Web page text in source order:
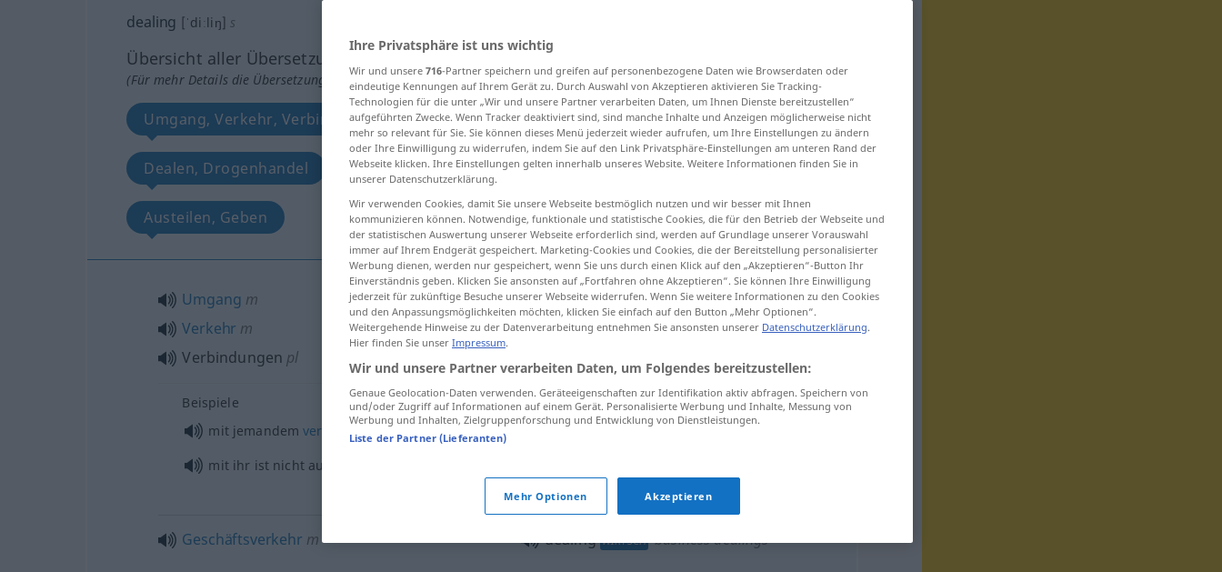
dealing [ˈdiːliŋ] s
Übersicht aller Übersetzungen
(Für mehr Details die Übersetzung anklicken/antippen)
Umgang, Verkehr, Verbindungen Geschäftsverkehr, Handel, Geschäft
Dealen, Drogenhandel Verfahren, Verhalten, Handlungsweise
Austeilen, Geben
Umgang m
Verkehr m
Verbindungen pl
dealing relations, connections
< MEISTPL>
Beispiele
mit jemandemverkehren od zu haben to dealings with < MEIST
mit ihr ist nicht auszukommen
Geschäftsverkehr m dealing WIRTSCH business dealings
Ihre Privatsphäre ist uns wichtig
Wir und unsere 716-Partner speichern und greifen auf personenbezogene Daten wie Browserdaten oder
eindeutige Kennungen auf Ihrem Gerät zu. Durch Auswahl von Akzeptieren aktivieren Sie Tracking-
Technologien für die unter „Wir und unsere Partner verarbeiten Daten, um Ihnen Dienste bereitzustellen“
aufgeführten Zwecke. Wenn Tracker deaktiviert sind, sind manche Inhalte und Anzeigen möglicherweise nicht
mehr so relevant für Sie. Sie können dieses Menü jederzeit wieder aufrufen, um Ihre Einstellungen zu ändern
oder Ihre Einwilligung zu widerrufen, indem Sie auf den Link Privatsphäre-Einstellungen am unteren Rand der
Webseite klicken. Ihre Einstellungen gelten innerhalb unseres Website. Weitere Informationen finden Sie in
unserer Datenschutzerklärung.
Wir verwenden Cookies, damit Sie unsere Webseite bestmöglich nutzen und wir besser mit Ihnen
kommunizieren können. Notwendige, funktionale und statistische Cookies, die für den Betrieb der Webseite und
der statistischen Auswertung unserer Webseite erforderlich sind, werden auf Grundlage unserer Vorauswahl
immer auf Ihrem Endgerät gespeichert. Marketing-Cookies und Cookies, die der Bereitstellung personalisierter
Werbung dienen, werden nur gespeichert, wenn Sie uns durch einen Klick auf den „Akzeptieren“-Button Ihr
Einverständnis geben. Klicken Sie ansonsten auf „Fortfahren ohne Akzeptieren“. Sie können Ihre Einwilligung
jederzeit für zukünftige Besuche unserer Webseite widerrufen. Wenn Sie weitere Informationen zu den Cookies
und den Anpassungsmöglichkeiten möchten, klicken Sie einfach auf den Button „Mehr Optionen“.
Weitergehende Hinweise zu der Datenverarbeitung entnehmen Sie ansonsten unserer Datenschutzerklärung.
Hier finden Sie unser Impressum.
Wir und unsere Partner verarbeiten Daten, um Folgendes bereitzustellen:
Genaue Geolocation-Daten verwenden. Geräteeigenschaften zur Identifikation aktiv abfragen. Speichern von
und/oder Zugriff auf Informationen auf einem Gerät. Personalisierte Werbung und Inhalte, Messung von
Werbung und Inhalten, Zielgruppenforschung und Entwicklung von Dienstleistungen.
Liste der Partner (Lieferanten)
Mehr Optionen Akzeptieren